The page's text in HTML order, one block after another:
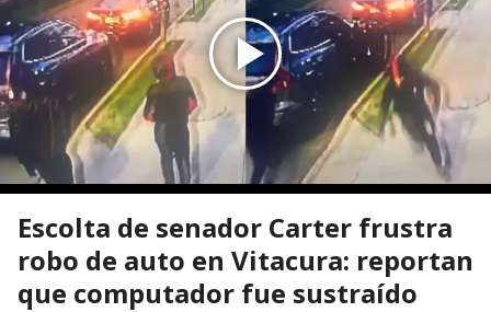
Escolta de senador Carter frustra
robo de auto en Vitacura: reportan
que computador fue sustraído